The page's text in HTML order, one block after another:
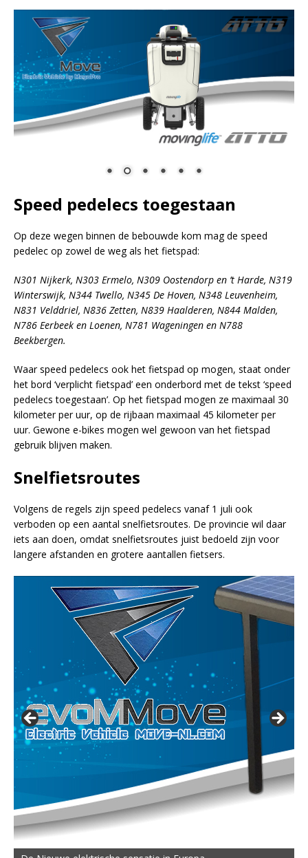
Speed pedelecs toegestaan
Op deze wegen binnen de bebouwde kom mag de speed
pedelec op zowel de weg als het fietspad:
N301 Nijkerk, N303 Ermelo, N309 Oostendorp en ’t Harde, N319
Winterswijk, N344 Twello, N345 De Hoven, N348 Leuvenheim,
N831 Velddriel, N836 Zetten, N839 Haalderen, N844 Malden,
N786 Eerbeek en Loenen, N781 Wageningen en N788
Beekbergen.
Waar speed pedelecs ook het fietspad op mogen, staat onder
het bord ‘verplicht fietspad’ een onderbord met de tekst ‘speed
pedelecs toegestaan’. Op het fietspad mogen ze maximaal 30
kilometer per uur, op de rijbaan maximaal 45 kilometer per
uur. Gewone e-bikes mogen wel gewoon van het fietspad
gebruik blijven maken.
Snelfietsroutes
Volgens de regels zijn speed pedelecs vanaf 1 juli ook
verboden op een aantal snelfietsroutes. De provincie wil daar
iets aan doen, omdat snelfietsroutes juist bedoeld zijn voor
langere afstanden en grotere aantallen fietsers.